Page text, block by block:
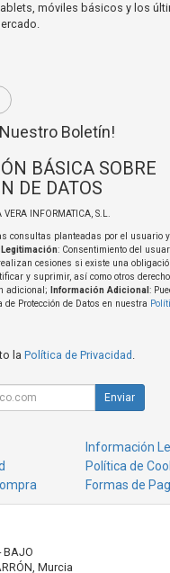
móviles básicos y los
Boletín!
BÁSICA SOBRE
DE DATOS
INFORMATICA, S.L.
consultas planteadas por el usuario
Legitimación: Consentimiento del
cesiones si existe una
y suprimir, así como otros
adicional;
Información Adicional :
de Protección de Datos en nuestra
la Política de Privacidad .
Enviar
Información
Política de
Formas de
BAJO
, Murcia